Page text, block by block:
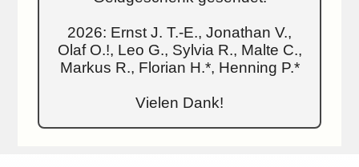
2026: Ernst J. T.-E., Jonathan V.,
Olaf O.!, Leo G., Sylvia R., Malte C.,
Markus R., Florian H.*, Henning P.*
Vielen Dank!